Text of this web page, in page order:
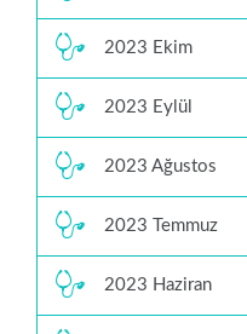
2023 Ekim
2023 Eylül
2023 Ağustos
2023 Temmuz
2023 Haziran